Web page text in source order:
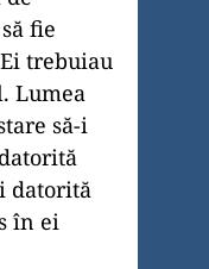
fie
trebuiau
Lumea
să-i
datorită
în ei